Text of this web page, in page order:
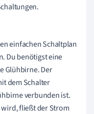
einfachen Schaltplan
Du benötigst eine
Glühbirne. Der
dem Schalter
verbunden ist.
wird, fließt der Strom